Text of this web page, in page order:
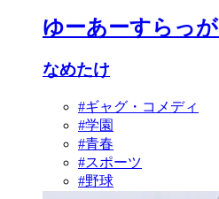
ゆーあーすらっ
なめたけ
#ギャグ・コメディ
#学園
#青春
#スポーツ
#野球